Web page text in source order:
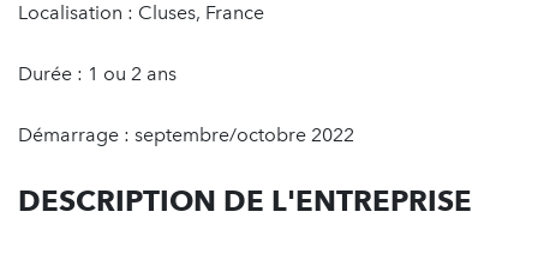
Localisation : Cluses, France
Durée : 1 ou 2 ans
Démarrage : septembre/octobre 2022
DESCRIPTION DE L'ENTREPRISE